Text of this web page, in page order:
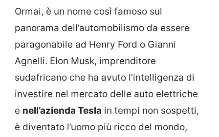
Ormai, è un nome così famoso sul
panorama dell’automobilismo da essere
paragonabile ad Henry Ford o Gianni
Agnelli. Elon Musk, imprenditore
sudafricano che ha avuto l’intelligenza di
investire nel mercato delle auto elettriche
e nell’azienda Tesla in tempi non sospetti,
è diventato l’uomo più ricco del mondo,